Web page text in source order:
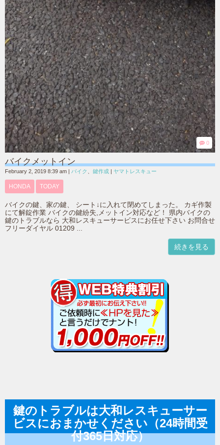
0
バイクメットイン
February 2, 2019 8:39 am バイク 鍵作成 ヤマトレスキュー
HONDA TODAY
バイクの鍵、家の鍵、 シート↓に入れて閉めてしまった。 カギ作製
にて解錠作業 バイクの鍵紛失,メットイン対応など！ 県内バイクの
鍵のトラブルなら 大和レスキューサービスにお任せ下さい お問合せ
フリーダイヤル 01209 ...
続きを見る
鍵のトラブルは大和レスキューサー
ビスにおまかせください（24時間受
付365日対応）